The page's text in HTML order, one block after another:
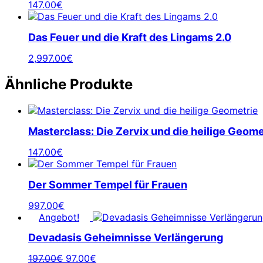
147.00€
Das Feuer und die Kraft des Lingams 2.0
2,997.00€
Ähnliche Produkte
Masterclass: Die Zervix und die heilige
147.00€
Der Sommer Tempel für Frauen
997.00€
Angebot!
Devadasis Geheimnisse Verlängerung
197.00€ Ursprünglicher
97.00€